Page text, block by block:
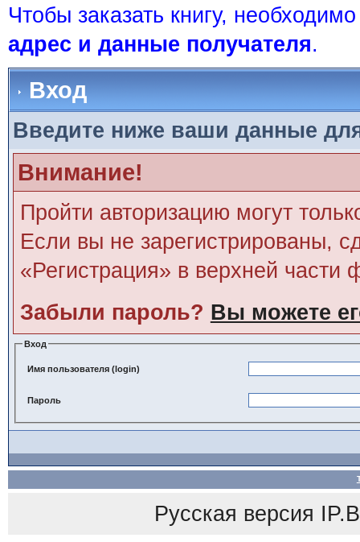
Чтобы заказать книгу,
адрес и данные получателя.
Вход
Введите ниже ваши данные
Внимание!
Пройти авторизацию могут
Если вы не зарегистрированы,
«Регистрация» в верхней части
Забыли пароль? Вы можете
Вход
Имя пользователя (login)
Пароль
Русская версия